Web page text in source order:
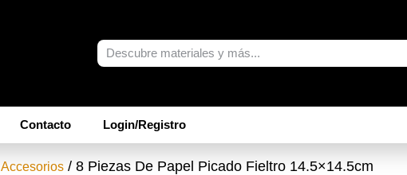
Contacto Login/Registro
Accesorios / 8 Piezas De Papel Picado Fieltro 14.5×14.5cm